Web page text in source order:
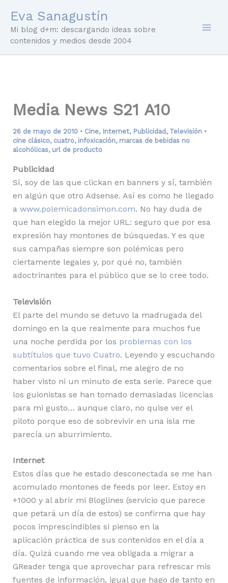
contenido
Eva Sanagustín
Mi blog d+m: descargando ideas sobre
contenidos y medios desde 2004
Media News S21 A10
26 de mayo de 2010 • Cine, Internet, Publicidad , Televisión•
cine clásico, cuatro, infoxicación, marcas de bebidas no
alcohólicas, url de producto
Publicidad
Sí, soy de las que clickan en banners y sí, también
en algún que otro Adsense. Así es como he llegado
a www.polemicadonsimon.com. No hay duda de
que han elegido la mejor URL: seguro que por esa
expresión hay montones de búsquedas. Y es que
sus campañas siempre son polémicas pero
ciertamente legales y, por qué no, también
adoctrinantes para el público que se lo cree todo.
Televisión
El parte del mundo se detuvo la madrugada del
domingo en la que realmente para muchos fue
una noche perdida por los problemas con los
subtítulos que tuvo Cuatro. Leyendo y escuchando
comentarios sobre el final, me alegro de no
haber visto ni un minuto de esta serie. Parece que
los guionistas se han tomado demasiadas licencias
para mi gusto… aunque claro, no quise ver el
piloto porque eso de sobrevivir en una isla me
parecía un aburrimiento.
Internet
Estos días que he estado desconectada se me han
acomulado montones de feeds por leer. Estoy en
+1000 y al abrir mi Bloglines (servicio que parece
que petará un día de estos) se confirma que hay
pocos imprescindibles si pienso en la
aplicación práctica de sus contenidos en el día a
día. Quizá cuando me vea obligada a migrar a
GReader tenga que aprovechar para refrescar mis
fuentes de información, igual que hago de tanto en